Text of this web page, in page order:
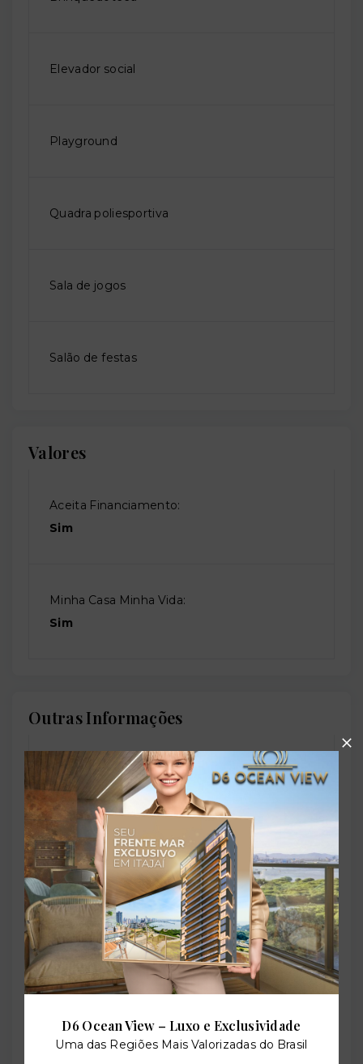
Elevador social
Playground
Quadra poliesportiva
Sala de jogos
Salão de festas
Valores
Aceita Financiamento:
Sim
Minha Casa Minha Vida:
Sim
Outras Informações
Referência:
O-80092-124809
Perfil:
Residencial
Situação:
Em construção
Previsão de entrega:
D6 Ocean View – Luxo e Exclusividade
Uma das Regiões Mais Valorizadas do Brasil